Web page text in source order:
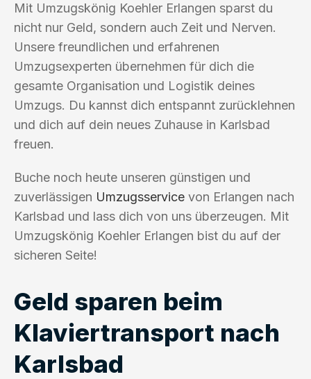
Mit Umzugskönig Koehler Erlangen sparst du
nicht nur Geld, sondern auch Zeit und Nerven.
Unsere freundlichen und erfahrenen
Umzugsexperten übernehmen für dich die
gesamte Organisation und Logistik deines
Umzugs. Du kannst dich entspannt zurücklehnen
und dich auf dein neues Zuhause in Karlsbad
freuen.
Buche noch heute unseren günstigen und
zuverlässigen Umzugsservice von Erlangen nach
Karlsbad und lass dich von uns überzeugen. Mit
Umzugskönig Koehler Erlangen bist du auf der
sicheren Seite!
Geld sparen beim
Klaviertransport nach
Karlsbad